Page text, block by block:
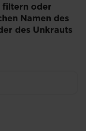
filtern oder
Namen des
des Unkrauts